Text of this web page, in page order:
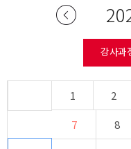
강사과
1 2
7
8